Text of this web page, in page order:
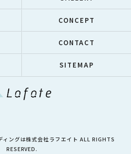
CONCEPT
CONTACT
SITEMAP
ングは株式会社ラフエイト ALL RIGHTS
RESERVED.